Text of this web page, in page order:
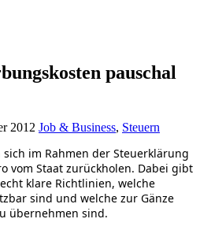
pauschal
2012 Job & Business, Steuern
sich im Rahmen der Steuerklärung
vom Staat zurückholen. Dabei gibt
klare Richtlinien, welche
sind und welche zur Gänze
übernehmen sind.